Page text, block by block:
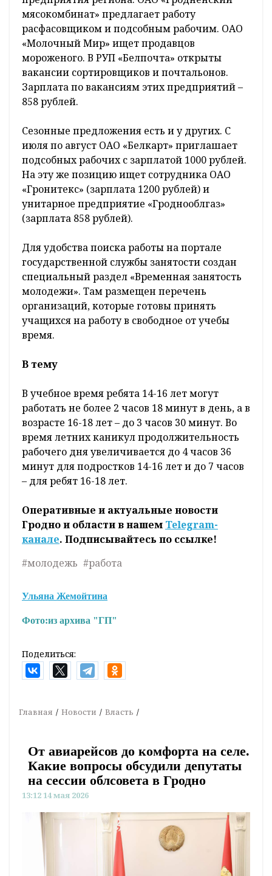
мясокомбинат» предлагает работу
расфасовщиком и подсобным рабочим. ОАО
«Молочный Мир» ищет продавцов
мороженого. В РУП «Белпочта» открыты
вакансии сортировщиков и почтальонов.
Зарплата по вакансиям этих предприятий –
858 рублей.
Сезонные предложения есть и у других. С
июля по август ОАО «Белкарт» приглашает
подсобных рабочих с зарплатой 1000 рублей.
На эту же позицию ищет сотрудника ОАО
«Гронитекс» (зарплата 1200 рублей) и
унитарное предприятие «Гроднооблгаз»
(зарплата 858 рублей).
Для удобства поиска работы на портале
государственной службы занятости создан
специальный раздел «Временная занятость
молодежи». Там размещен перечень
организаций, которые готовы принять
учащихся на работу в свободное от учебы
время.
В тему
В учебное время ребята 14-16 лет могут
работать не более 2 часов 18 минут в день, а в
возрасте 16-18 лет – до 3 часов 30 минут. Во
время летних каникул продолжительность
рабочего дня увеличивается до 4 часов 36
минут для подростков 14-16 лет и до 7 часов
– для ребят 16-18 лет.
Оперативные и актуальные новости
Гродно и области в нашем Telegram-
канале. Подписывайтесь по ссылке!
#молодежь #работа
Ульяна Жемойтина
Фото:из архива "ГП"
Поделиться:
Главная Новости Власть
От авиарейсов до комфорта на селе.
Какие вопросы обсудили депутаты
на сессии облсовета в Гродно
13:12 14 мая 2026